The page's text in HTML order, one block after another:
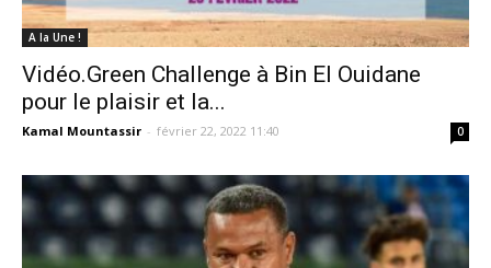
A la Une !
Vidéo.Green Challenge à Bin El Ouidane
pour le plaisir et la...
Kamal Mountassir - février 22, 2022 11:40 0